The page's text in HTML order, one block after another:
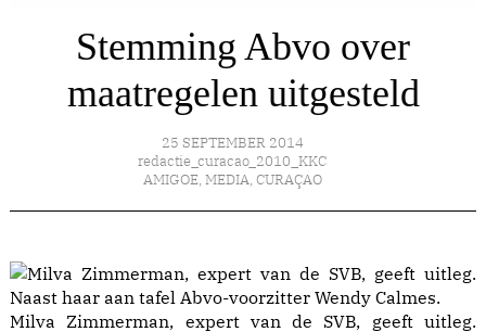
Stemming Abvo over
maatregelen uitgesteld
25 SEPTEMBER 2014
redactie_curacao_2010_KKC
AMIGOE, MEDIA, CURAÇAO
Milva Zimmerman, expert van de SVB, geeft uitleg.